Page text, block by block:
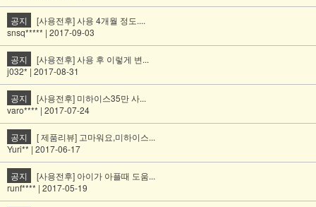
공지
[사용전후] 사용 4개월 정도....
snsq***** | 2017-09-03
공지
[사용전후] 사용 후 이렇게 변...
j032* | 2017-08-31
공지
[사용전후] 미하이스35만 사...
varo**** | 2017-07-24
공지
[ 제품리뷰] 고마워요,미하이스...
Yuri** | 2017-06-17
공지
[사용전후] 아이가 아플때 도움...
runf**** | 2017-05-19